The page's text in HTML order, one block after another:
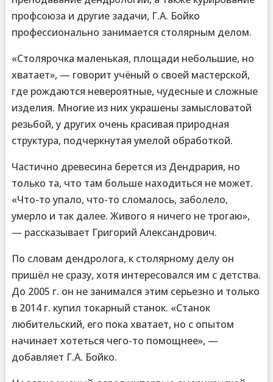
профсоюза и другие задачи, Г.А. Бойко
профессионально занимается столярным делом.
«Столярочка маленькая, площади небольшие, но
хватает», — говорит учёный о своей мастерской,
где рождаются невероятные, чудесные и сложные
изделия. Многие из них украшены замысловатой
резьбой, у других очень красивая природная
структура, подчеркнутая умелой обработкой.
Частично древесина берется из Дендрария, но
только та, что там больше находиться не может.
«Что-то упало, что-то сломалось, заболело,
умерло и так далее. Живого я ничего не трогаю»,
— рассказывает Григорий Александрович.
По словам дендролога, к столярному делу он
пришёл не сразу, хотя интересовался им с детства.
До 2005 г. он не занимался этим серьезно и только
в 2014 г. купил токарный станок. «Станок
любительский, его пока хватает, но с опытом
начинает хотеться чего-то помощнее», —
добавляет Г.А. Бойко.